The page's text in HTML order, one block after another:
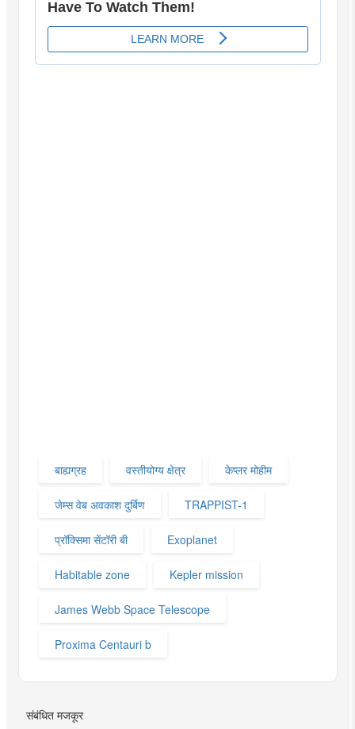
बाह्यग्रह वस्तीयोग्य क्षेत्र केप्लर मोहीम
जेम्स वेब अवकाश दुर्बिण TRAPPIST-1
प्रॉक्सिमा सेंटॉरी बी Exoplanet
Habitable zone Kepler mission
James Webb Space Telescope
Proxima Centauri b
संबंधित मजकूर